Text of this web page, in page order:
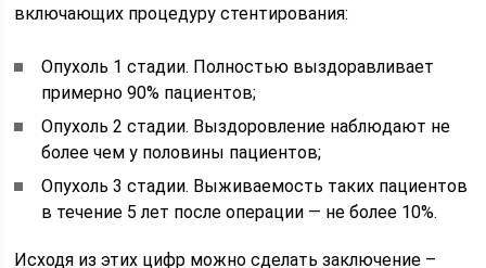
включающих процедуру стентирования:
Опухоль 1 стадии. Полностью выздоравливает
примерно 90% пациентов;
Опухоль 2 стадии. Выздоровление наблюдают не
более чем у половины пациентов;
Опухоль 3 стадии. Выживаемость таких пациентов
в течение 5 лет после операции — не более 10%.
Исходя из этих цифр можно сделать заключение –